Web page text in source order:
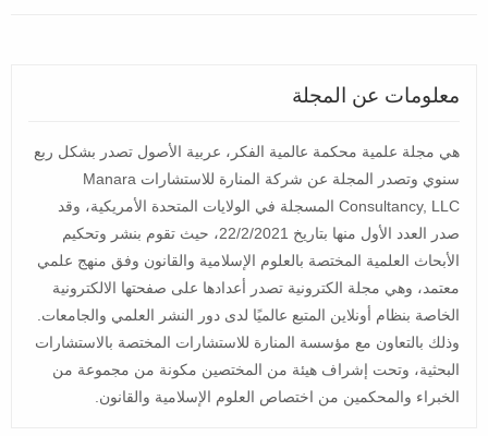
معلومات عن المجلة
هي مجلة علمية محكمة عالمية الفكر، عربية الأصول تصدر بشكل ربع
سنوي وتصدر المجلة عن شركة المنارة للاستشارات Manara
Consultancy, LLC المسجلة في الولايات المتحدة الأمريكية، وقد
صدر العدد الأول منها بتاريخ 22/2/2021، حيث تقوم بنشر وتحكيم
الأبحاث العلمية المختصة بالعلوم الإسلامية والقانون وفق منهج علمي
معتمد، وهي مجلة الكترونية تصدر أعدادها على صفحتها الالكترونية
الخاصة بنظام أونلاين المتبع عالميًا لدى دور النشر العلمي والجامعات.
وذلك بالتعاون مع مؤسسة المنارة للاستشارات المختصة بالاستشارات
البحثية، وتحت إشراف هيئة من المختصين مكونة من مجموعة من
الخبراء والمحكمين من اختصاص العلوم الإسلامية والقانون.